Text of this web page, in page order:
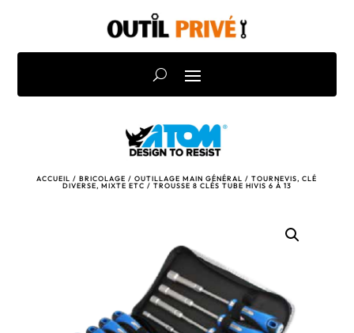
ACCUEIL /BRICOLAGE /OUTILLAGE MAIN GÉNÉRAL /TOURNEVIS, CLÉ
DIVERSE, MIXTE ETC / TROUSSE 8 CLÉS TUBE HIVIS 6 À 13